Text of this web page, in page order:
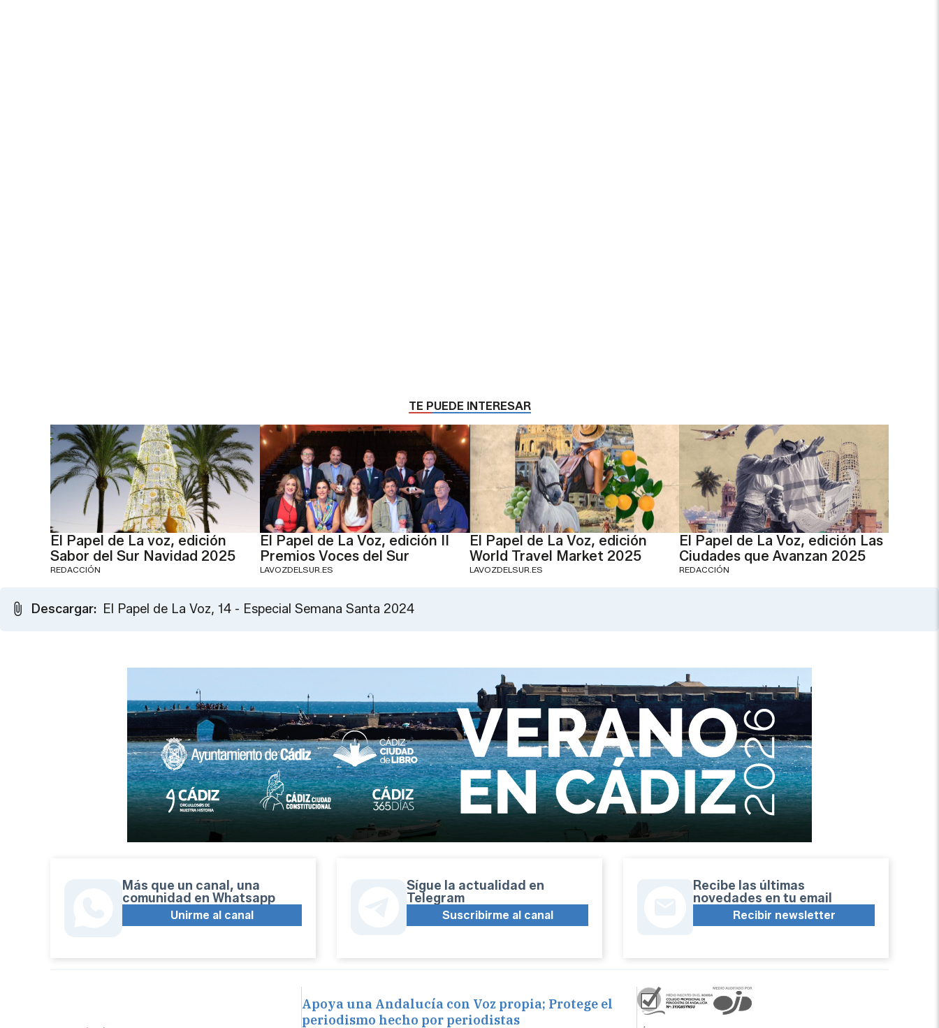
TE PUEDE INTERESAR
El Papel de La voz, edición
Sabor del Sur Navidad 2025
REDACCIÓN
El Papel de La Voz, edición II
Premios Voces del Sur
LAVOZDELSUR.ES
El Papel de La Voz, edición
World Travel Market 2025
LAVOZDELSUR.ES
El Papel de La Voz, edición Las
Ciudades que Avanzan 2025
REDACCIÓN
Descargar: El Papel de La Voz, 14 - Especial Semana Santa 2024
Más que un canal, una
comunidad en Whatsapp
Unirme al canal
Sígue la actualidad en
Telegram
Suscribirme al canal
Recibe las últimas
novedades en tu email
Recibir newsletter
Apoya una Andalucía con Voz propia; Protege el
periodismo hecho por periodistas